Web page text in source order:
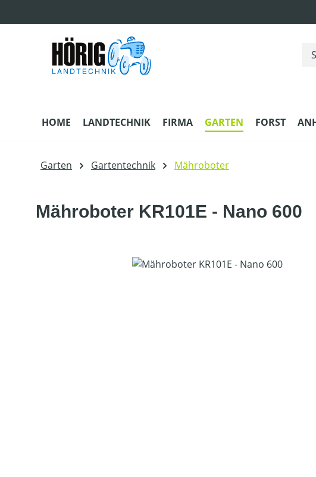
HOME LANDTECHNIK FIRMA GARTEN FORST
Garten Gartentechnik Mähroboter
Mähroboter KR101E - Nano 600
Bildergalerie überspringen